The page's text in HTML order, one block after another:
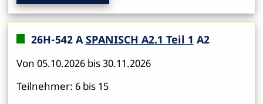
26H-542 ASPANISCH A2.1 Teil 1 A2
Von 05.10.2026 bis 30.11.2026
Teilnehmer: 6 bis 15